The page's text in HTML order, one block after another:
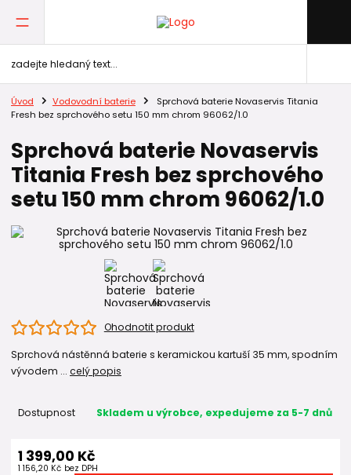
Úvod Vodovodní baterie
Sprchová baterie Novaservis Titania
Fresh bez sprchového setu 150 mm chrom 96062/1.0
Sprchová baterie Novaservis
Titania Fresh bez sprchového
setu 150 mm chrom 96062/1.0
Ohodnotit produkt
Sprchová nástěnná baterie s keramickou kartuší 35 mm, spodním
vývodem ... celý popis
Dostupnost Skladem u výrobce, expedujeme za 5-7 dnů
1 399,00 Kč
1 156,20 Kč bez DPH